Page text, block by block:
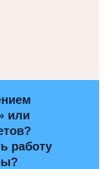
или
работу